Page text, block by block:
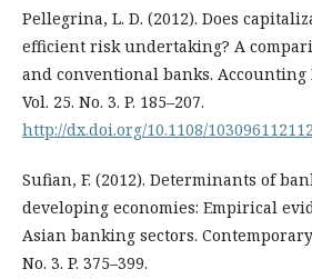
Pellegrina, L. D. (2012). Does
efficient risk undertaking? A
and conventional banks. Accounting
Vol. 25. No. 3. P. 185–207.
http://dx.doi.org/10.1108/
Sufian, F. (2012). Determinants of
developing economies: Empirical
Asian banking sectors.
No. 3. P. 375–399.